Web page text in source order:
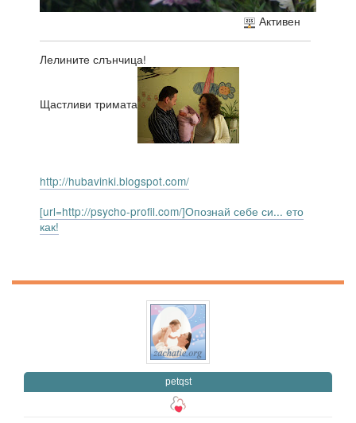
Активен
Лелините слънчица!
Щастливи тримата
http://hubavinki.blogspot.com/
[url=http://psycho-profil.com/]Опознай себе си... ето
как!
petqst